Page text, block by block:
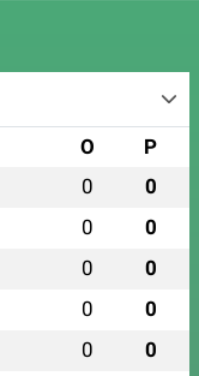
O P
0 0
0 0
0 0
0 0
0 0